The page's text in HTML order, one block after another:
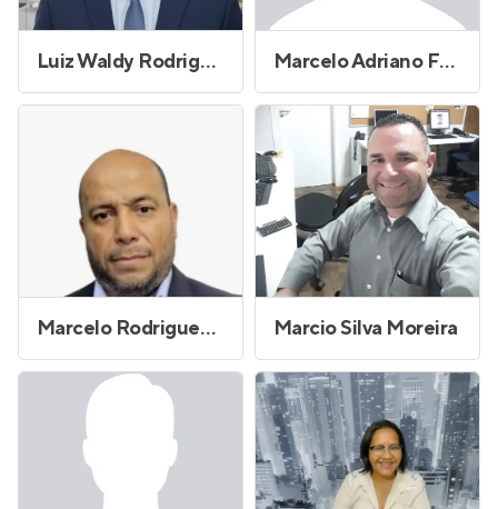
Luiz Waldy Rodrigues Filho Marcelo Adriano Foiadelli Araújo
Marcelo Rodrigues Lima Marcio Silva Moreira